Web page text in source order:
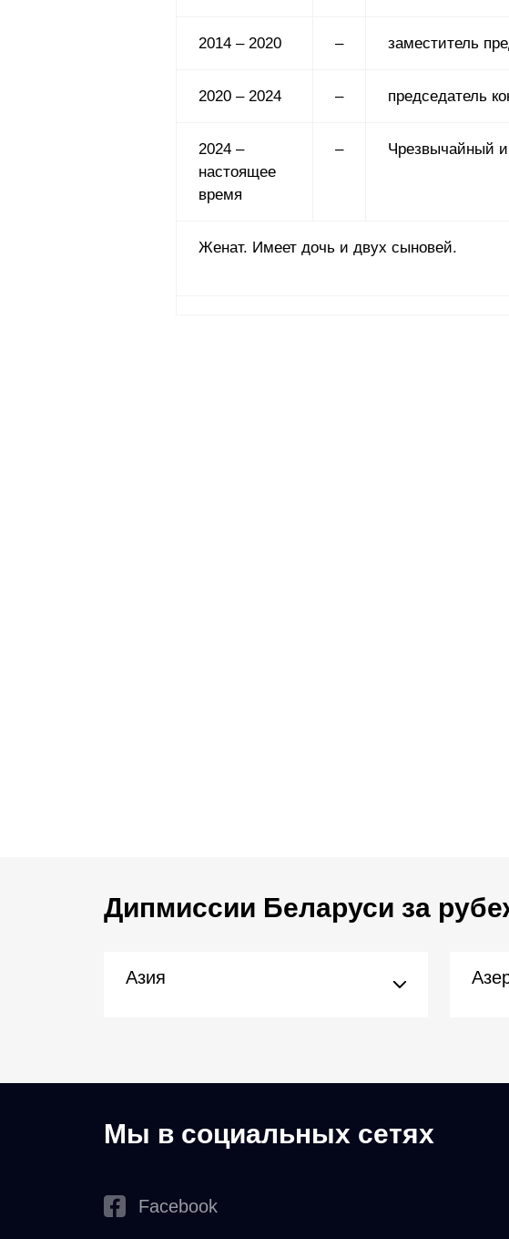
2014 – 2020 – заместитель
2020 – 2024 – председатель
2024 –
настоящее
время
– Чрезвычайный
Женат. Имеет дочь и двух сыновей.
Дипмиссии Беларуси за
Азия
Мы в социальных сетях
Facebook